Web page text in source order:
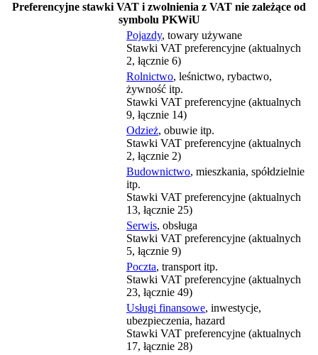
Preferencyjne stawki VAT i zwolnienia z VAT nie zależące od
symbolu PKWiU
Pojazdy, towary używane
Stawki VAT preferencyjne (aktualnych
2, łącznie 6)
Rolnictwo, leśnictwo, rybactwo,
żywność itp.
Stawki VAT preferencyjne (aktualnych
9, łącznie 14)
Odzież, obuwie itp.
Stawki VAT preferencyjne (aktualnych
2, łącznie 2)
Budownictwo, mieszkania, spółdzielnie
itp.
Stawki VAT preferencyjne (aktualnych
13, łącznie 25)
Serwis, obsługa
Stawki VAT preferencyjne (aktualnych
5, łącznie 9)
Poczta, transport itp.
Stawki VAT preferencyjne (aktualnych
23, łącznie 49)
Usługi finansowe, inwestycje,
ubezpieczenia, hazard
Stawki VAT preferencyjne (aktualnych
17, łącznie 28)